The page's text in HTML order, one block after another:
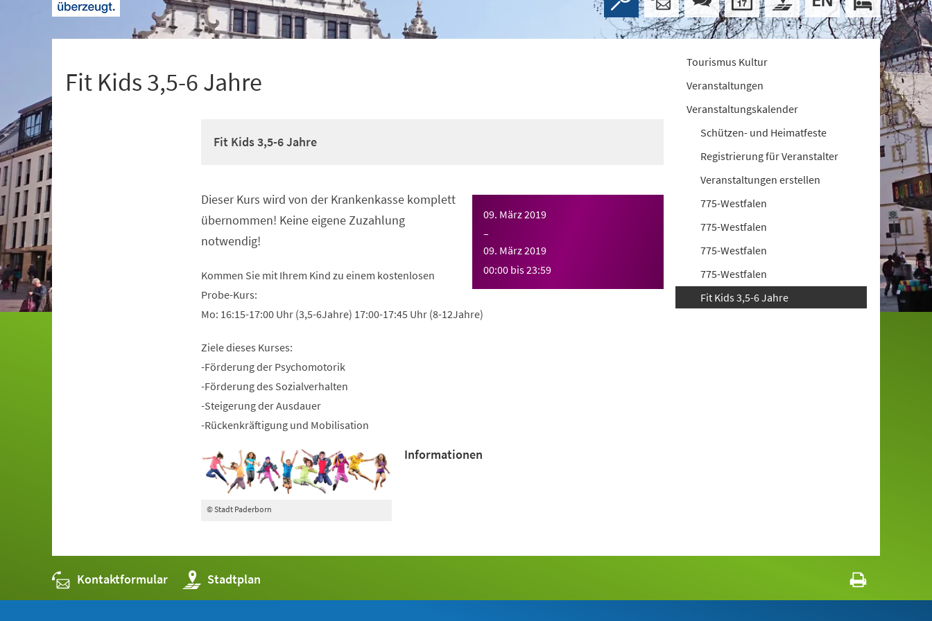
Fit Kids 3,5-6 Jahre
Fit Kids 3,5-6 Jahre
09. März 2019
–
09. März 2019
00:00 bis23:59
Dieser Kurs wird von der Krankenkasse komplett
übernommen! Keine eigene Zuzahlung
notwendig!
Kommen Sie mit Ihrem Kind zu einem kostenlosen
Probe-Kurs:
Mo: 16:15-17:00 Uhr (3,5-6Jahre) 17:00-17:45 Uhr (8-12Jahre)
Ziele dieses Kurses:
-Förderung der Psychomotorik
-Förderung des Sozialverhalten
-Steigerung der Ausdauer
-Rückenkräftigung und Mobilisation
© Stadt Paderborn
Informationen
Tourismus Kultur
Veranstaltungen
Veranstaltungskalender
Schützen- und Heimatfeste
Registrierung für Veranstalter
Veranstaltungen erstellen
775-Westfalen
775-Westfalen
775-Westfalen
775-Westfalen
Fit Kids 3,5-6 Jahre
Kontaktformular Stadtplan
(Öffnet
in
einem